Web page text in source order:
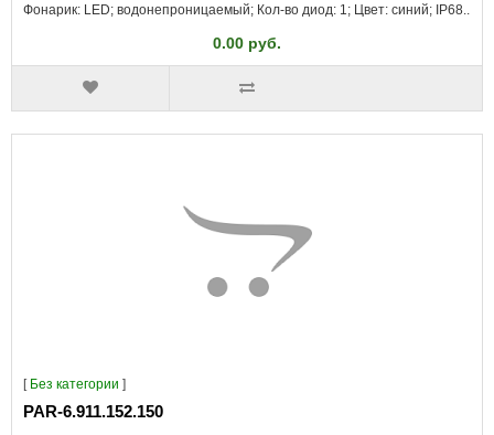
Фонарик: LED; водонепроницаемый; Кол-во диод: 1; Цвет: синий; IP68..
0.00 руб.
[ Без категории ]
PAR-6.911.152.150